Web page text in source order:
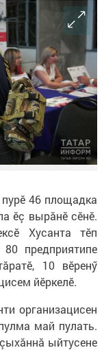
46 площадка
ӗç вырăнӗ сӗнӗ.
Хусанта тӗп
предприятипе
10 вӗренӳ
йӗркелӗ.
организацисен
май пулать.
ыйтусене